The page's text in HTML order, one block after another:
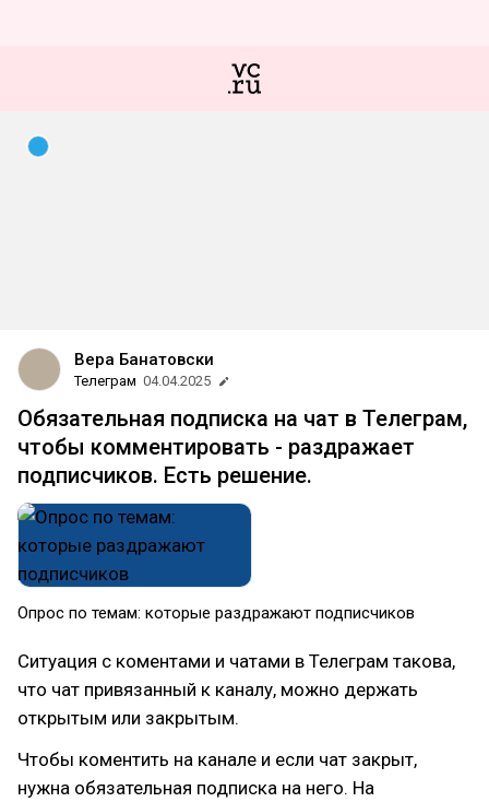
Вера Банатовски
Телеграм 04.04.2025
Обязательная подписка на чат в Телеграм,
чтобы комментировать - раздражает
подписчиков. Есть решение.
Опрос по темам: которые раздражают подписчиков
Ситуация с коментами и чатами в Телеграм такова,
что чат привязанный к каналу, можно держать
открытым или закрытым.
Чтобы коментить на канале и если чат закрыт,
нужна обязательная подписка на него. На